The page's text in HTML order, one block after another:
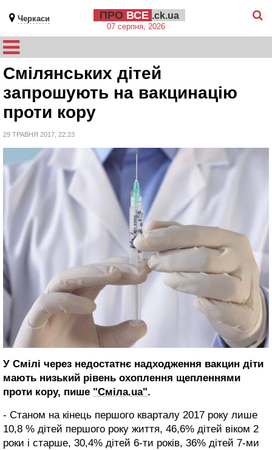
Черкаси ПРО ВСЕ .ck.ua
07 серпня, 2026
Смілянських дітей
запрошують на вакцинацію
проти кору
29 ТРАВНЯ 2017, 22:23
У Смілі через недостатнє надходження вакцин діти
мають низький рівень охоплення щепленнями
проти кору, пише "Сміла.ua".
- Станом на кінець першого кварталу 2017 року лише
10,8 % дітей першого року життя, 46,6% дітей віком 2
роки і старше, 30,4% дітей 6-ти років, 36% дітей 7-ми